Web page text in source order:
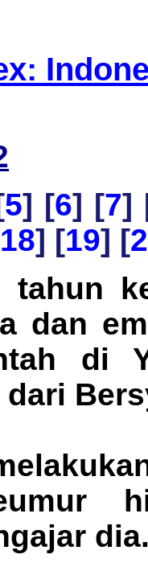
5] [6] [7]
18] [19] [
tahun
dan
di